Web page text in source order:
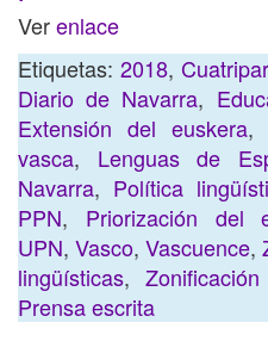
Verenlace
Etiquetas:2018,
Diario de Navarra,
Extensión del euskera,
vasca, Lenguas de
Navarra, Política
PPN, Priorización del
UPN, Vasco, Vascuence,
lingüísticas,
Prensa escrita